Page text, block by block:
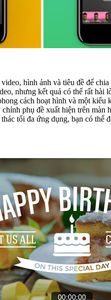
hình ảnh và tiêu đề để
ứng dụng hoặc bạn có thể chèn các clip được lưu trước đây từ điện thoại iphone của bạn.
hoạt hình và một kiểu khác giống như
Chắc chắn, bạn sẽ không thể tạo ra một bộ phim bom tấn Hollywood,
tối đa ứng dụng, bạn có thể